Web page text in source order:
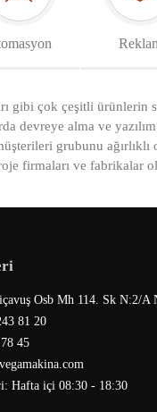
gibi çok çeşitli ürünlerin
devreye alma ve
grubunu ağırlıklı
firmaları ve fabrikalar
Osb Mh 114. Sk N:2/A
81 20
45
Hafta içi 08:30 - 18:30